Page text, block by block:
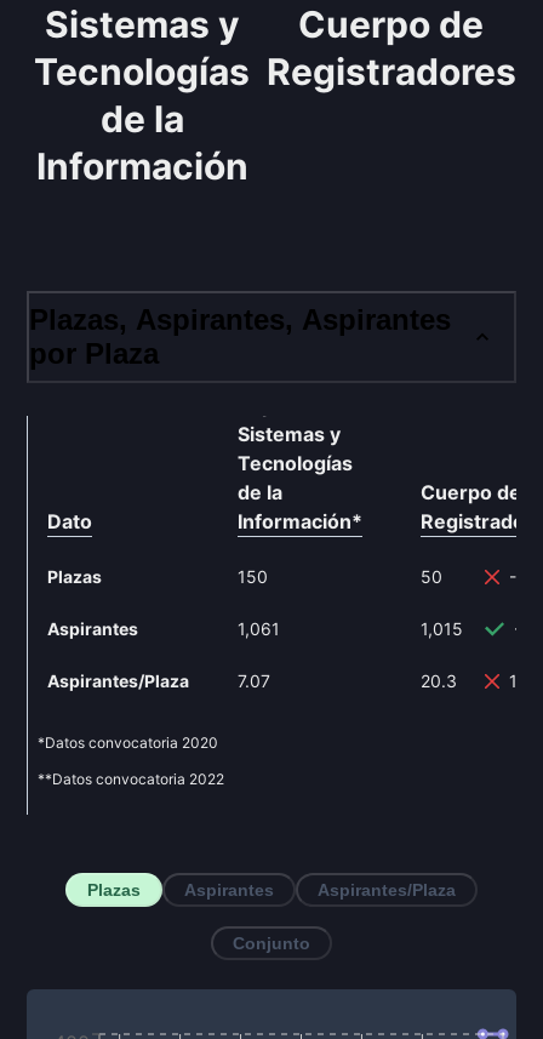
Sistemas y
Tecnologías
de la
Información
Cuerpo de
Registradores
Plazas, Aspirantes, Aspirantes
por Plaza
Dato
Cuerpo
Sistemas y
Tecnologías
de la
Información*
Plazas 150
Aspirantes 1,061
Aspirantes/Plaza 7.07
Cuerpo de
50 -
1,015 -
20.3
*Datos convocatoria 2020
**Datos convocatoria 2022
Plazas Aspirantes Aspirantes/Plaza
Conjunto